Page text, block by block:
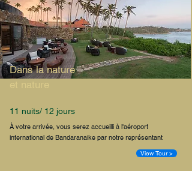
Dans la nature
et nature
11 nuits/ 12 jours
À votre arrivée, vous serez accueilli à l'aéroport
international de Bandaranaike par notre représentant
View Tour >